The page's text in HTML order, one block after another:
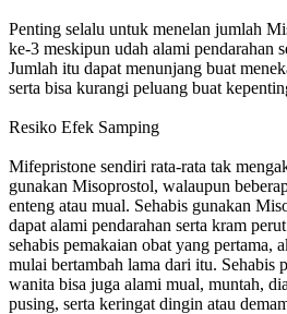
Penting selalu untuk menelan jumlah
ke-3 meskipun udah alami pendarahan
Jumlah itu dapat menunjang buat
serta bisa kurangi peluang buat
Resiko Efek Samping
Mifepristone sendiri rata-rata tak
gunakan Misoprostol, walaupun
enteng atau mual. Sehabis gunakan
dapat alami pendarahan serta kram
sehabis pemakaian obat yang pertama,
mulai bertambah lama dari itu. Sehabis
wanita bisa juga alami mual, muntah,
pusing, serta keringat dingin atau